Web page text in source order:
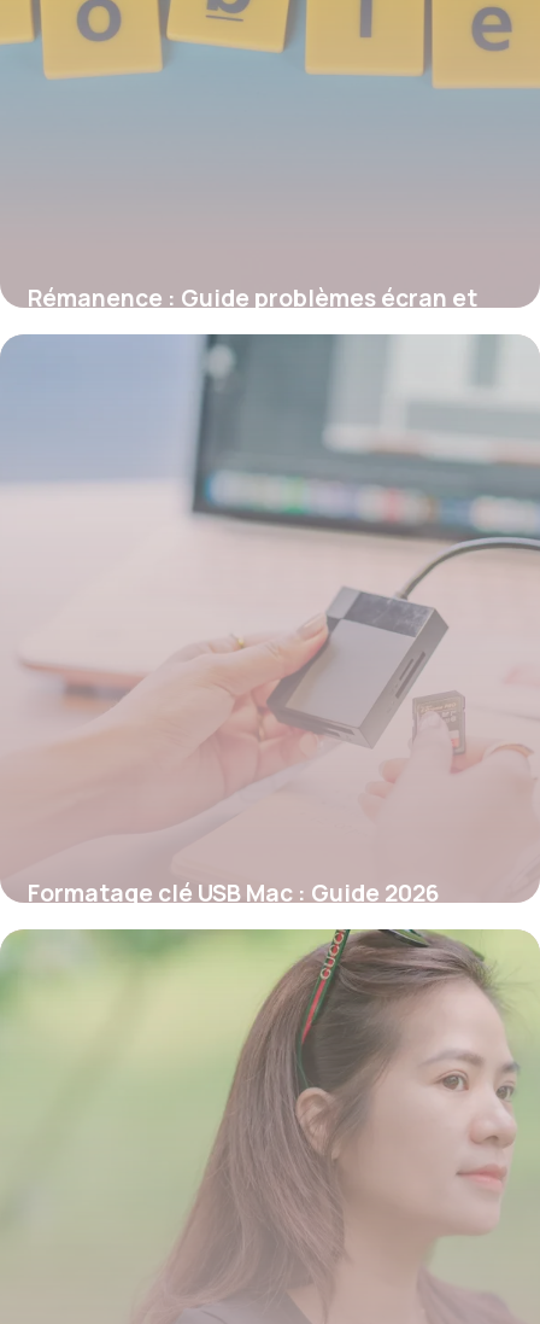
Rémanence : Guide problèmes écran et
solutions
Formatage clé USB Mac : Guide 2026
26 mai 2026